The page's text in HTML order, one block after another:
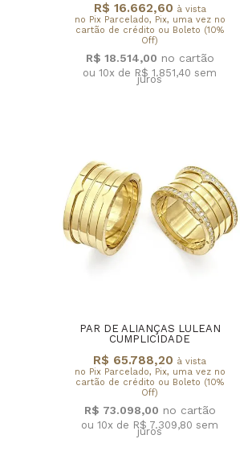
R$ 16.662,60 à vista
no Pix Parcelado, Pix, uma vez no
cartão de crédito ou Boleto (10%
Off)
R$ 18.514,00
ou 10x de R$ 1.851,40 sem
juros
PAR DE ALIANÇAS LULEAN
CUMPLICIDADE
R$ 65.788,20 à vista
no Pix Parcelado, Pix, uma vez no
cartão de crédito ou Boleto (10%
Off)
R$ 73.098,00
ou 10x de R$ 7.309,80 sem
juros